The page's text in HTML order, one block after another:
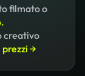
filmato o
creativo
prezzi →